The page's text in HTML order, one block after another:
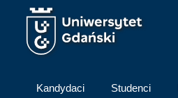
Przejdź do treści
Kandydaci Studenci